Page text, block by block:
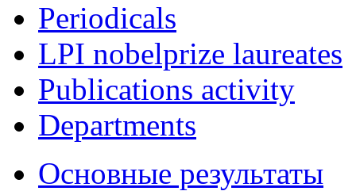
Periodicals
LPI nobelprize laureates
Publications activity
Departments
Основные результаты